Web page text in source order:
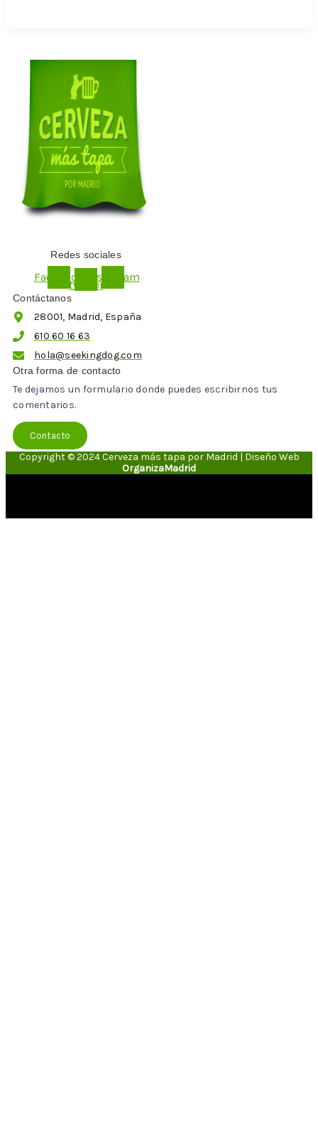
Redes sociales
Facebook
twitter
Instagram
Contáctanos
28001, Madrid, España
610 60 16 63
hola@seekingdog.com
Otra forma de contacto
Te dejamos un formulario donde puedes escribirnos tus
comentarios.
Contacto
Copyright © 2024 Cerveza más tapa por Madrid | Diseño Web
OrganizaMadrid